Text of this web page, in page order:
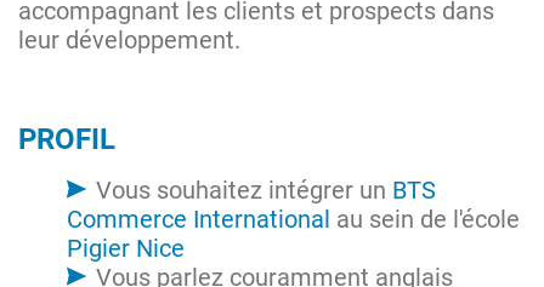
accompagnant les clients et prospects dans
leur développement.
PROFIL
Vous souhaitez intégrer un BTS
Commerce International au sein de l'école
Pigier Nice
Vous parlez couramment anglais